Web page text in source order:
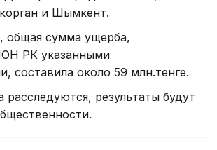
и Шымкент.
общая сумма ущерба,
РК указанными
составила около 59 млн.тенге.
расследуются, результаты будут